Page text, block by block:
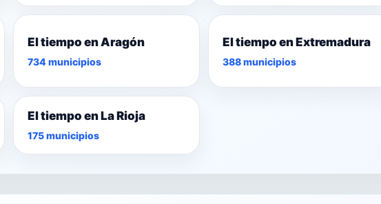
El tiempo en Aragón
734 municipios
El tiempo en Extremadura
388 municipios
El tiempo en La Rioja
175 municipios